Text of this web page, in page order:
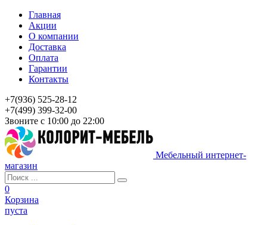
Главная
Акции
О компании
Доставка
Оплата
Гарантии
Контакты
+7(936) 525-28-12
+7(499) 399-32-00
Звоните с 10:00 до 22:00
Мебельный интернет-
магазин
0
Корзина
пуста